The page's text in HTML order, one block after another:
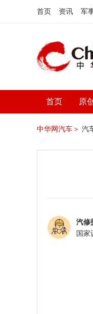
首页 资讯 军
首页 原创
中华网汽车＞ 汽
汽修